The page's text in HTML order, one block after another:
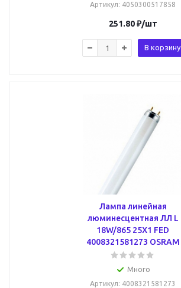
Артикул: 4050300517858
251.80₽/шт
В корзину
Лампа линейная
люминесцентная ЛЛ L
18W/865 25X1 FED
4008321581273 OSRAM
Много
Артикул: 4008321581273